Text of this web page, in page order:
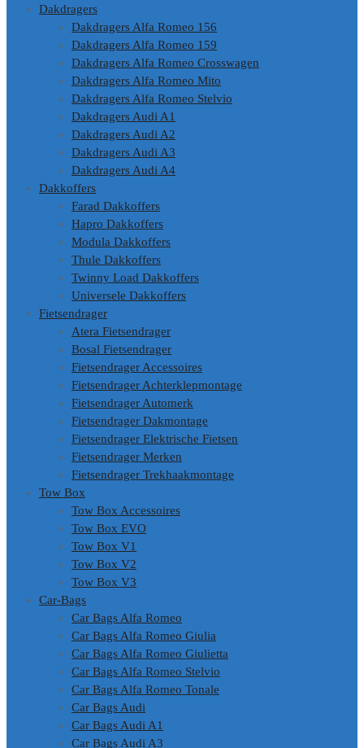
Dakdragers
Dakdragers Alfa Romeo 156
Dakdragers Alfa Romeo 159
Dakdragers Alfa Romeo Crosswagen
Dakdragers Alfa Romeo Mito
Dakdragers Alfa Romeo Stelvio
Dakdragers Audi A1
Dakdragers Audi A2
Dakdragers Audi A3
Dakdragers Audi A4
Dakkoffers
Farad Dakkoffers
Hapro Dakkoffers
Modula Dakkoffers
Thule Dakkoffers
Twinny Load Dakkoffers
Universele Dakkoffers
Fietsendrager
Atera Fietsendrager
Bosal Fietsendrager
Fietsendrager Accessoires
Fietsendrager Achterklepmontage
Fietsendrager Automerk
Fietsendrager Dakmontage
Fietsendrager Elektrische Fietsen
Fietsendrager Merken
Fietsendrager Trekhaakmontage
Tow Box
Tow Box Accessoires
Tow Box EVO
Tow Box V1
Tow Box V2
Tow Box V3
Car-Bags
Car Bags Alfa Romeo
Car Bags Alfa Romeo Giulia
Car Bags Alfa Romeo Giulietta
Car Bags Alfa Romeo Stelvio
Car Bags Alfa Romeo Tonale
Car Bags Audi
Car Bags Audi A1
Car Bags Audi A3